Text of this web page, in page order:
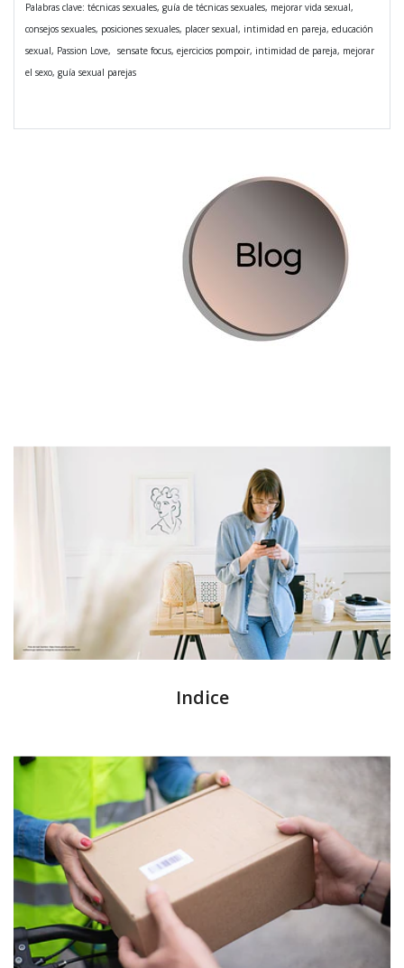
Palabras clave: técnicas sexuales, guía de técnicas sexuales, mejorar vida sexual,
consejos sexuales, posiciones sexuales, placer sexual, intimidad en pareja, educación
sexual, Passion Love, sensate focus, ejercicios pompoir, intimidad de pareja, mejorar
el sexo, guía sexual parejas
Indice